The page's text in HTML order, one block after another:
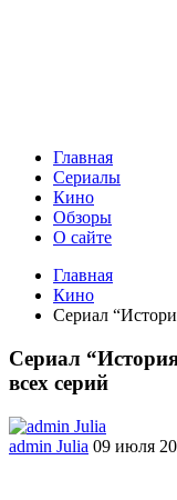
Главная
Сериалы
Кино
Обзоры
О сайте
Главная
Кино
Сериал
Сериал
всех серий
admin Julia 09 июля